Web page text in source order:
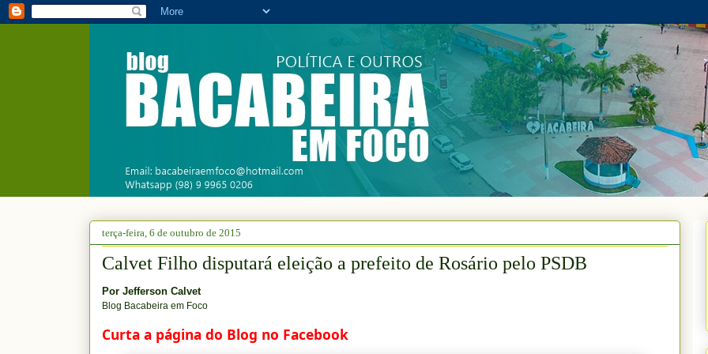
terça-feira, 6 de outubro de 2015
Calvet Filho disputará eleição a prefeito de Rosário pelo PSDB
Por Jefferson Calvet
Blog Bacabeira em Foco
Curta a página do Blog no Facebook